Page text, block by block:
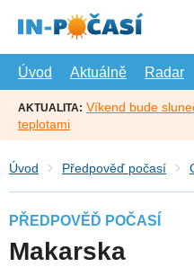
hlavní
Úvod
Aktuálně Radar
AKTUALITA: Víkend bude
teplotami
Úvod Předpověď počasí
PŘEDPOVĚĎ POČASÍ
Makarska